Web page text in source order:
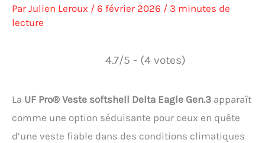
ParJulien Leroux / 6 février 2026 / 3 minutes de
lecture
4.7/5 - (4 votes)
La UF Pro® Veste softshell Delta Eagle Gen.3 apparaît
comme une option séduisante pour ceux en quête
d’une veste fiable dans des conditions climatiques